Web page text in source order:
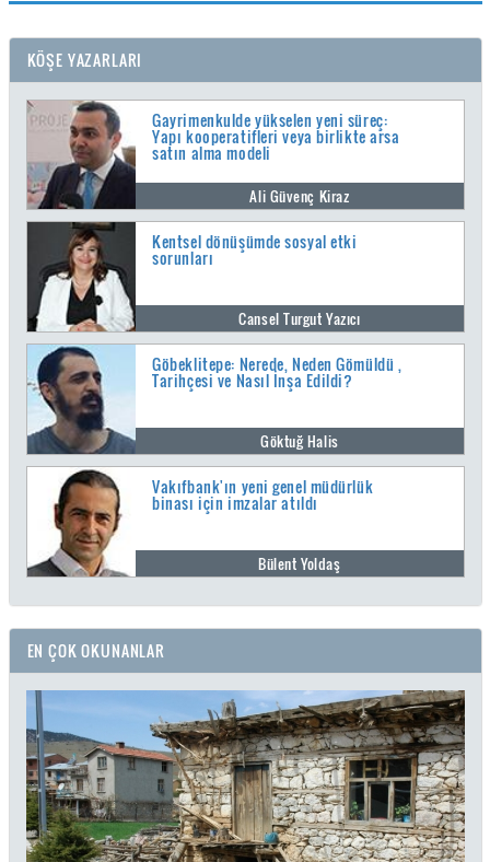
KÖŞE YAZARLARI
Gayrimenkulde yükselen yeni süreç:
Yapı kooperatifleri veya birlikte arsa
satın alma modeli
Ali Güvenç Kiraz
Kentsel dönüşümde sosyal etki
sorunları
Cansel Turgut Yazıcı
Göbeklitepe: Nerede, Neden Gömüldü ,
Tarihçesi ve Nasıl İnşa Edildi?
Göktuğ Halis
Vakıfbank'ın yeni genel müdürlük
binası için imzalar atıldı
Bülent Yoldaş
EN ÇOK OKUNANLAR